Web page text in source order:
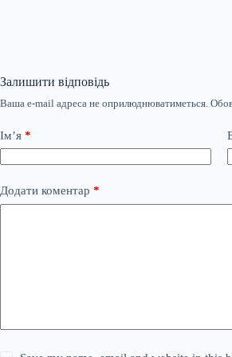
Залишити відповідь
Ваша e-mail адреса не оприлюднюватиметься.
Ім’я *
Додати коментар *